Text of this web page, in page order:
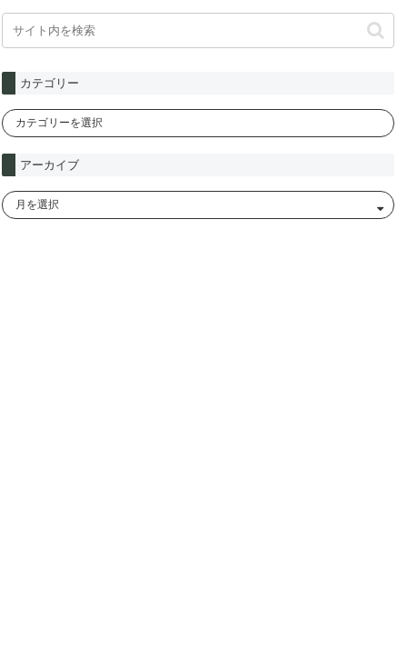
カテゴリー
アーカイブ